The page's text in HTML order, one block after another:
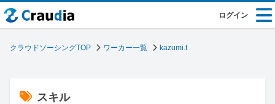
ログイン
クラウドソーシングTOP ワーカー一覧 kazumi.t
スキル